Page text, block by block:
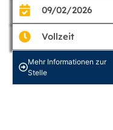
09/02/2026
Vollzeit
Mehr Informationen zur
Stelle